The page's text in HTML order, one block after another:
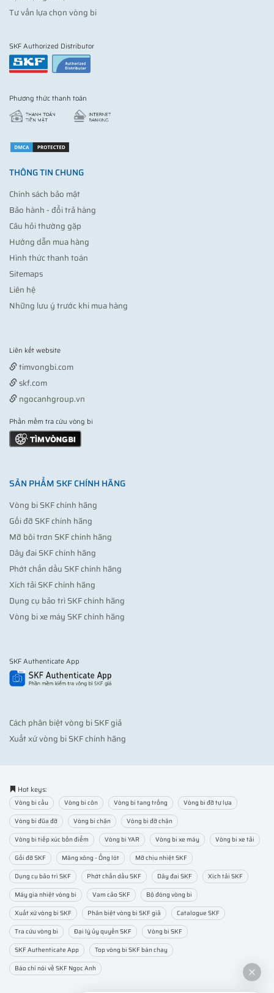
Tư vấn lựa chọn vòng bi
SKF Authorized Distributor
Phương thức thanh toán
THÔNG TIN CHUNG
Chính sách bảo mật
Bảo hành - đổi trả hàng
Câu hỏi thường gặp
Hướng dẫn mua hàng
Hình thức thanh toán
Sitemaps
Liên hệ
Những lưu ý trước khi mua hàng
Liên kết website
timvongbi.com
skf.com
ngocanhgroup.vn
Phần mềm tra cứu vòng bi
SẢN PHẨM SKF CHÍNH HÃNG
Vòng bi SKF chính hãng
Gối đỡ SKF chính hãng
Mỡ bôi trơn SKF chính hãng
Dây đai SKF chính hãng
Phớt chắn dầu SKF chính hãng
Xích tải SKF chính hãng
Dụng cụ bảo trì SKF chính hãng
Vòng bi xe máy SKF chính hãng
SKF Authenticate App
Cách phân biệt vòng bi SKF giả
Xuất xứ vòng bi SKF chính hãng
Hot keys:
Vòng bi cầu Vòng bi côn Vòng bi tang trống
Vòng bi đỡ tự lựa
Vòng bi đũa đỡ
Vòng bi chặn
Vòng bi đỡ chặn
Vòng bi tiếp xúc bốn điểm
Vòng bi YAR Vòng bi xe máy
Vòng bi xe tải
Gối đỡ SKF
Măng xông - Ống lót
Mỡ chịu nhiệt SKF
Dụng cụ bảo trì SKF
Phớt chắn dầu SKF Dây đai SKF
Xích tải SKF
Máy gia nhiệt vòng bi
Vam cảo SKF
Bộ đóng vòng bi
Xuất xứ vòng bi SKF
Phân biệt vòng bi SKF giả
Catalogue SKF
Tra cứu vòng bi
Đại lý ủy quyền SKF
Vòng bi SKF
SKF Authenticate App
Top vòng bi SKF bán chạy
Báo chí nói về SKF Ngọc Anh